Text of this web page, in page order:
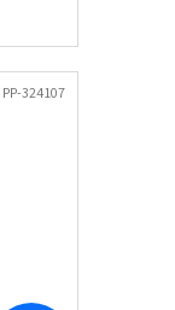
PP-324107